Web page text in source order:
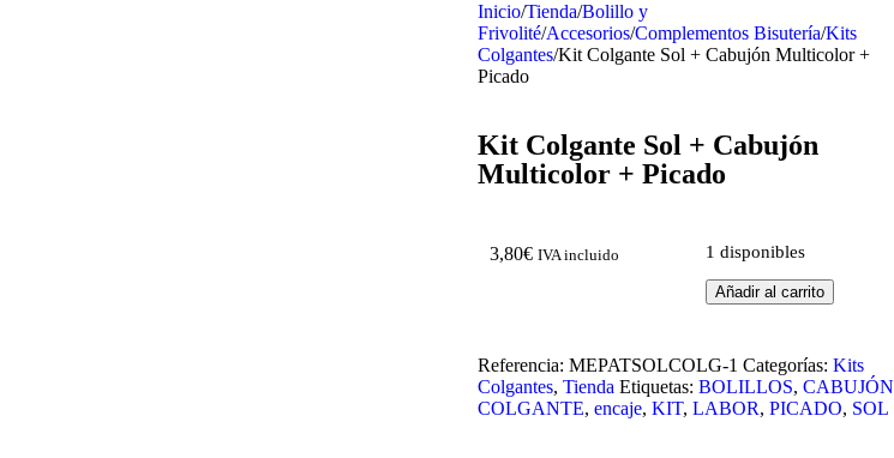
Inicio/Tienda/Bolillo y
Frivolité/Accesorios/Complementos Bisutería/Kits
Colgantes/Kit Colgante Sol + Cabujón Multicolor +
Picado
Kit Colgante Sol + Cabujón
Multicolor + Picado
3,80€ IVA incluido 1 disponibles
Añadir al carrito
Referencia: MEPATSOLCOLG-1 Categorías: Kits
Colgantes, Tienda Etiquetas: BOLILLOS, CABUJÓN
COLGANTE, encaje, KIT, LABOR, PICADO, SOL